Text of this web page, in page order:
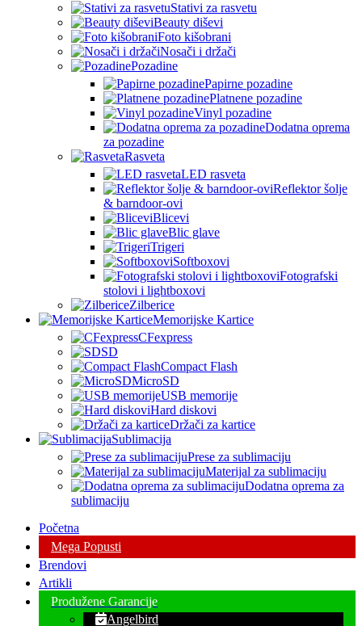
Stativi za rasvetu
Beauty diševi
Foto kišobrani
Nosači i držači
Pozadine
Papirne pozadine
Platnene pozadine
Vinyl pozadine
Dodatna oprema
za pozadine
Rasveta
LED rasveta
Reflektor šolje
& barndoor-ovi
Blicevi
Blic glave
Trigeri
Softboxovi
Fotografski
stolovi i lightboxovi
Zilberice
Memorijske Kartice
CFexpress
SD
Compact Flash
MicroSD
USB memorije
Hard diskovi
Držači za kartice
Sublimacija
Prese za sublimaciju
Materijal za sublimaciju
Dodatna oprema za
sublimaciju
Početna
Mega Popusti
Brendovi
Artikli
Produžene Garancije
Angelbird